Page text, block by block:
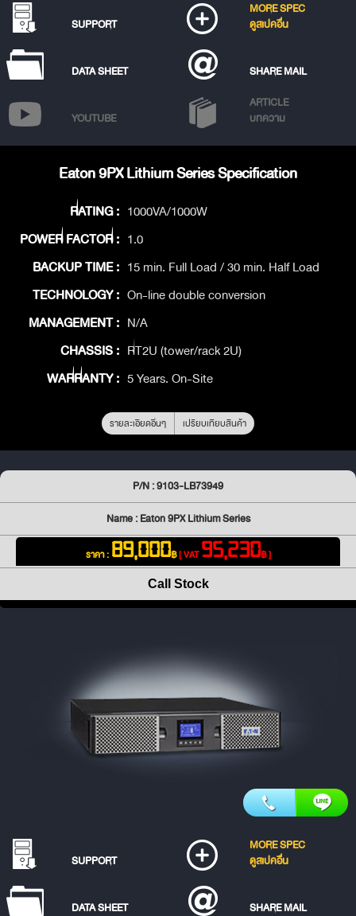
SUPPORT
MORE SPEC
ดูสเปคอื่น
DATA SHEET SHARE MAIL
YOUTUBE
ARTICLE
บทความ
Eaton 9PX Lithium Series Specification
RATING : 1000VA/1000W
POWER FACTOR : 1.0
BACKUP TIME : 15 min. Full Load / 30 min. Half Load
TECHNOLOGY : On-line double conversion
MANAGEMENT : N/A
CHASSIS : RT2U (tower/rack 2U)
WARRANTY : 5 Years. On-Site
รายละเอียดอื่นๆ เปรียบเทียบสินค้า
P/N : 9103-LB73949
Name : Eaton 9PX Lithium Series
ราคา : 89,000฿[ VAT95,230฿ ]
Call Stock
SUPPORT
MORE SPEC
ดูสเปคอื่น
DATA SHEET SHARE MAIL